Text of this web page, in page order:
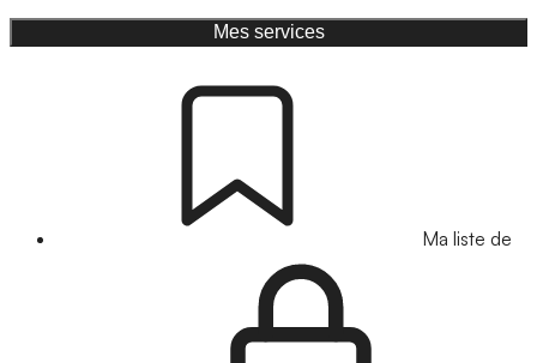
Mes services
Ma liste de